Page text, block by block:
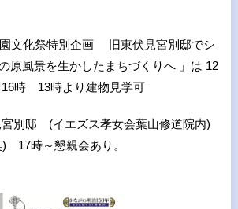
文化祭特別企画 旧東伏見宮別邸でシ
原風景を生かしたまちづくりへ 」は 12
時 13時より建物見学可
別邸 (イエズス孝女会葉山修道院内)
17時～懇親会あり。